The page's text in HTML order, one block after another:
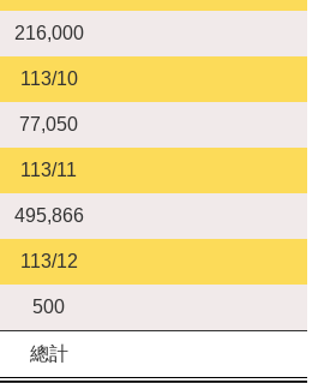
216,000
113/10
77,050
113/11
495,866
113/12
500
總計